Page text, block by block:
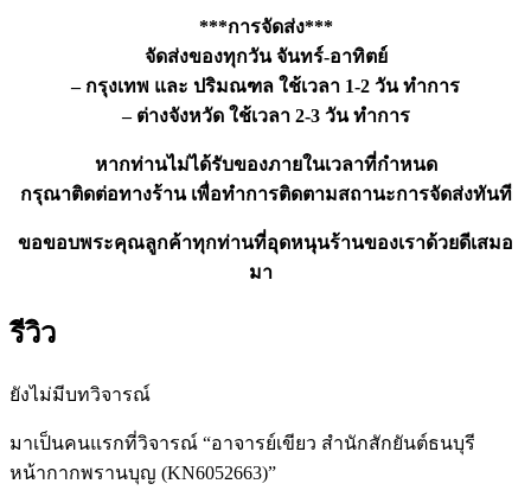
***การจัดส่ง***
จัดส่งของทุกวัน จันทร์-อาทิตย์
– กรุงเทพ และ ปริมณฑล ใช้เวลา 1-2 วัน ทำการ
– ต่างจังหวัด ใช้เวลา 2-3 วัน ทำการ
หากท่านไม่ได้รับของภายในเวลาที่กำหนด
กรุณาติดต่อทางร้าน เพื่อทำการติดตามสถานะการจัดส่งทันที
ขอขอบพระคุณลูกค้าทุกท่านที่อุดหนุนร้านของเราด้วยดีเสมอ
มา
รีวิว
ยังไม่มีบทวิจารณ์
มาเป็นคนแรกที่วิจารณ์ “อาจารย์เขียว สำนักสักยันต์ธนบุรี
หน้ากากพรานบุญ (KN6052663)”